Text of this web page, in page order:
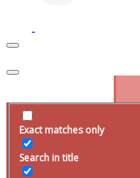
Exact matches only
Search in title